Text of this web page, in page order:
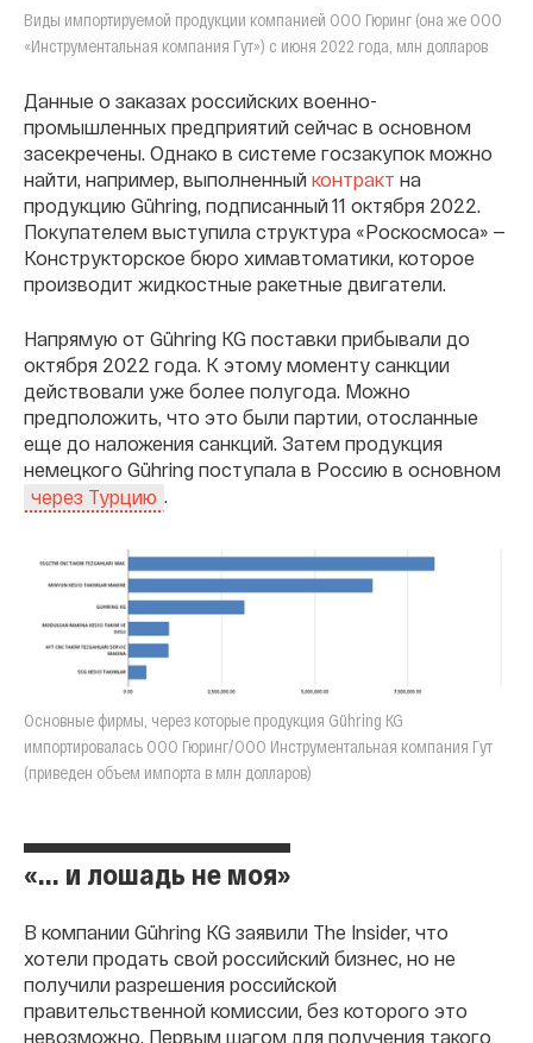
Виды импортируемой продукции компанией ООО Гюринг (она же ООО
«Инструментальная компания Гут») с июня 2022 года, млн долларов
Данные о заказах российских военно-
промышленных предприятий сейчас в основном
засекречены. Однако в системе госзакупок можно
найти, например, выполненный контракт на
продукцию Gühring, подписанный 11 октября 2022.
Покупателем выступила структура «Роскосмоса» —
Конструкторское бюро химавтоматики, которое
производит жидкостные ракетные двигатели.
Напрямую от Gühring KG поставки прибывали до
октября 2022 года. К этому моменту санкции
действовали уже более полугода. Можно
предположить, что это были партии, отосланные
еще до наложения санкций. Затем продукция
немецкого Gühring поступала в Россию в основном
через Турцию .
Основные фирмы, через которые продукция Gühring KG
импортировалась ООО Гюринг/ООО Инструментальная компания Гут
(приведен объем импорта в млн долларов)
«... и лошадь не моя»
В компании Gühring KG заявили The Insider, что
хотели продать свой российский бизнес, но не
получили разрешения российской
правительственной комиссии, без которого это
невозможно. Первым шагом для получения такого